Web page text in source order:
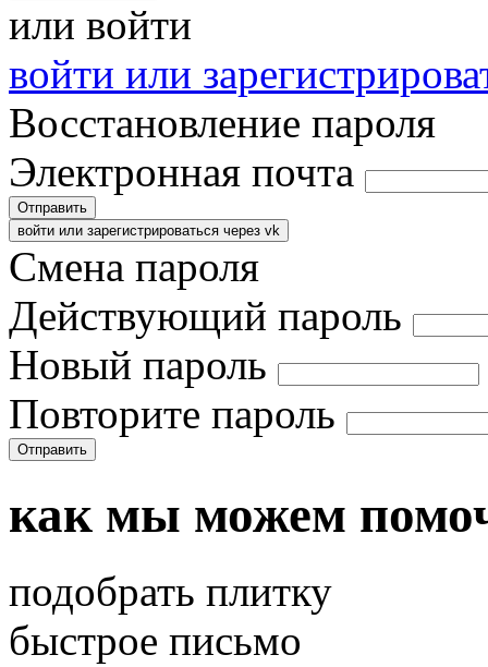
или войти
войти или
Восстановление пароля
Электронная почта
Отправить
войти или зарегистрироваться через vk
Смена пароля
Действующий пароль
Новый пароль
Повторите пароль
Отправить
как мы можем
подобрать плитку
быстрое письмо